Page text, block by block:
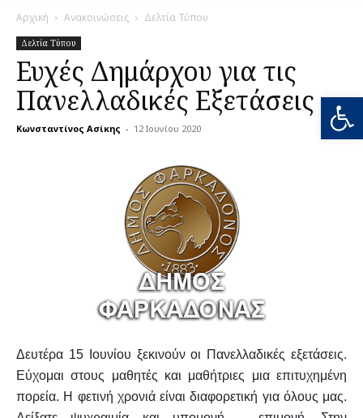
Αρχική Ανακοινώσεις Δελτία Τύπου
Δελτία Τύπου
Ευχές Δημάρχου για τις
Πανελλαδικές Εξετάσεις
Κωνσταντίνος Ασίκης - 12 Ιουνίου 2020 0
Δευτέρα 15 Ιουνίου ξεκινούν οι Πανελλαδικές εξετάσεις.
Εύχομαι στους μαθητές και μαθήτριες μια επιτυχημένη
πορεία. Η φετινή χρονιά είναι διαφορετική για όλους μας.